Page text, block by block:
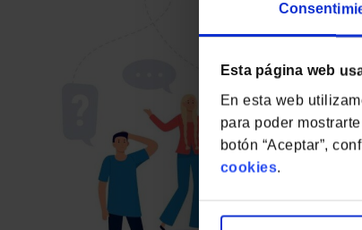
Esta página web
En esta web
para poder
botón “Aceptar”,
cookies.